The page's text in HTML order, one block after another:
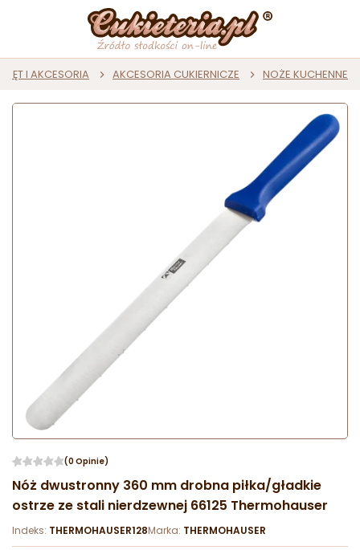
I AKCESORIA AKCESORIA CUKIERNICZE NOŻE KUCHENNE
(0 Opinie)
Nóż dwustronny 360 mm drobna piłka/gładkie
ostrze ze stali nierdzewnej 66125 Thermohauser
Indeks: THERMOHAUSER128Marka: THERMOHAUSER